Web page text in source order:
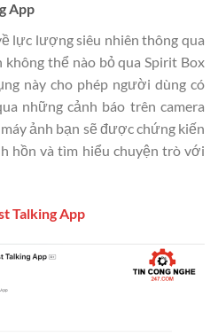
App
lực lượng siêu nhiên thông qua
thể nào bỏ qua Spirit Box
này cho phép người dùng có
những cảnh báo trên camera
ảnh bạn sẽ được chứng kiến
hồn và tìm hiểu chuyện trò với
Talking App